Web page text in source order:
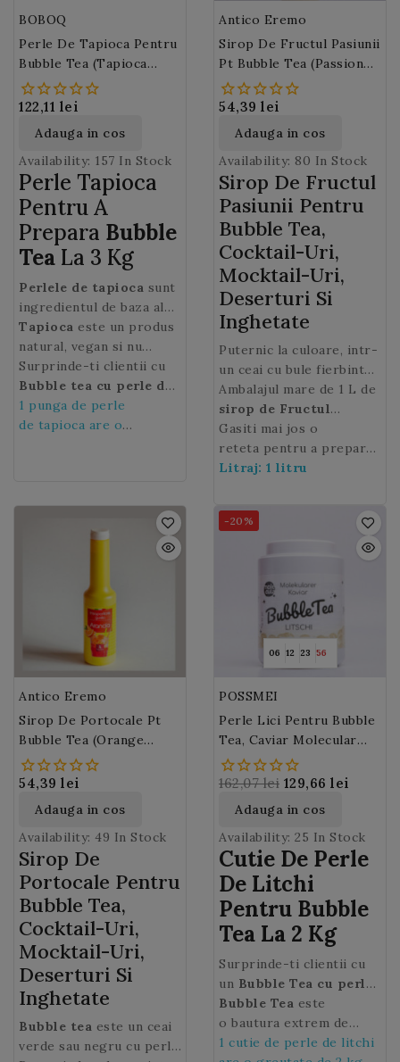
BOBOQ
Perle De Tapioca Pentru
Bubble Tea (Tapioca
Bubbles) 3 Kg
122,11 lei
Adauga in cos
Availability: 157 In Stock
Perle Tapioca
Pentru A
Prepara Bubble
Tea La 3 Kg
Perlele de tapioca sunt
ingredientul de baza al
popularului Bubble Tea.
Pentru a asigura cea mai
buna calitate a
produsului, tapioca din
oferta noastra vine
direct din Taiwan
Tapioca este un produs
natural, vegan si nu
contine gluten, ceea ce il
face alegerea perfecta
pentru persoanele cu
intoleranta!
Surprinde-ti clientii cu
Bubble tea cu perle de
tapioca , ii vei incanta pe
cei mari, dar si pe cei
adevarata experienta
1 punga de perle
de tapioca are o
Antico Eremo
Sirop De Fructul Pasiunii
Pt Bubble Tea (passion
Fruit Syrup) Antico
Eremo 1L
54,39 lei
Adauga in cos
Availability: 80 In Stock
Sirop De Fructul
Pasiunii Pentru
Bubble Tea,
Cocktail-Uri,
Mocktail-Uri,
Deserturi Si
Inghetate
Puternic la culoare, intr-
un ceai cu bule fierbinte
sau rece, acest sirop de
fructul pasiunii este
baza perfecta pentru a
crea un Bubble tea
exotic dulce-acrisor.
Ambalajul mare de 1 L de
sirop de Fructul
Pasiunii, este ideal
pentru profesionistii
HoReCa.
Gasiti mai jos o
reteta pentru a prepara
unCeai cu bule cu sirop
care clientii dvs. il vor
adora.
Litraj: 1 litru
Antico Eremo
Sirop De Portocale Pt
Bubble Tea (orange
Syrup) Antico Eremo 1L
54,39 lei
Adauga in cos
Availability: 49 In Stock
Sirop De
Portocale Pentru
Bubble Tea,
Cocktail-Uri,
Mocktail-Uri,
Deserturi Si
Inghetate
Bubble tea este un ceai
verde sau negru cu perle
06 12 23 54
-20%
POSSMEI
Perle Lici Pentru Bubble
Tea, Caviar Molecular
Litchi MOLECULA
(Litchi Caviar) 2 Kg
162,07 lei 129,66 lei
Adauga in cos
Availability: 25 In Stock
Cutie De Perle
De Litchi
Pentru Bubble
Tea La 2 Kg
Surprinde-ti clientii cu
un Bubble Tea cu perle
fructate delicioase um
plute cu sirop de Lici.
Bubble Tea este
o bautura extrem de
populara care este un hit
1 cutie de perle de litchi